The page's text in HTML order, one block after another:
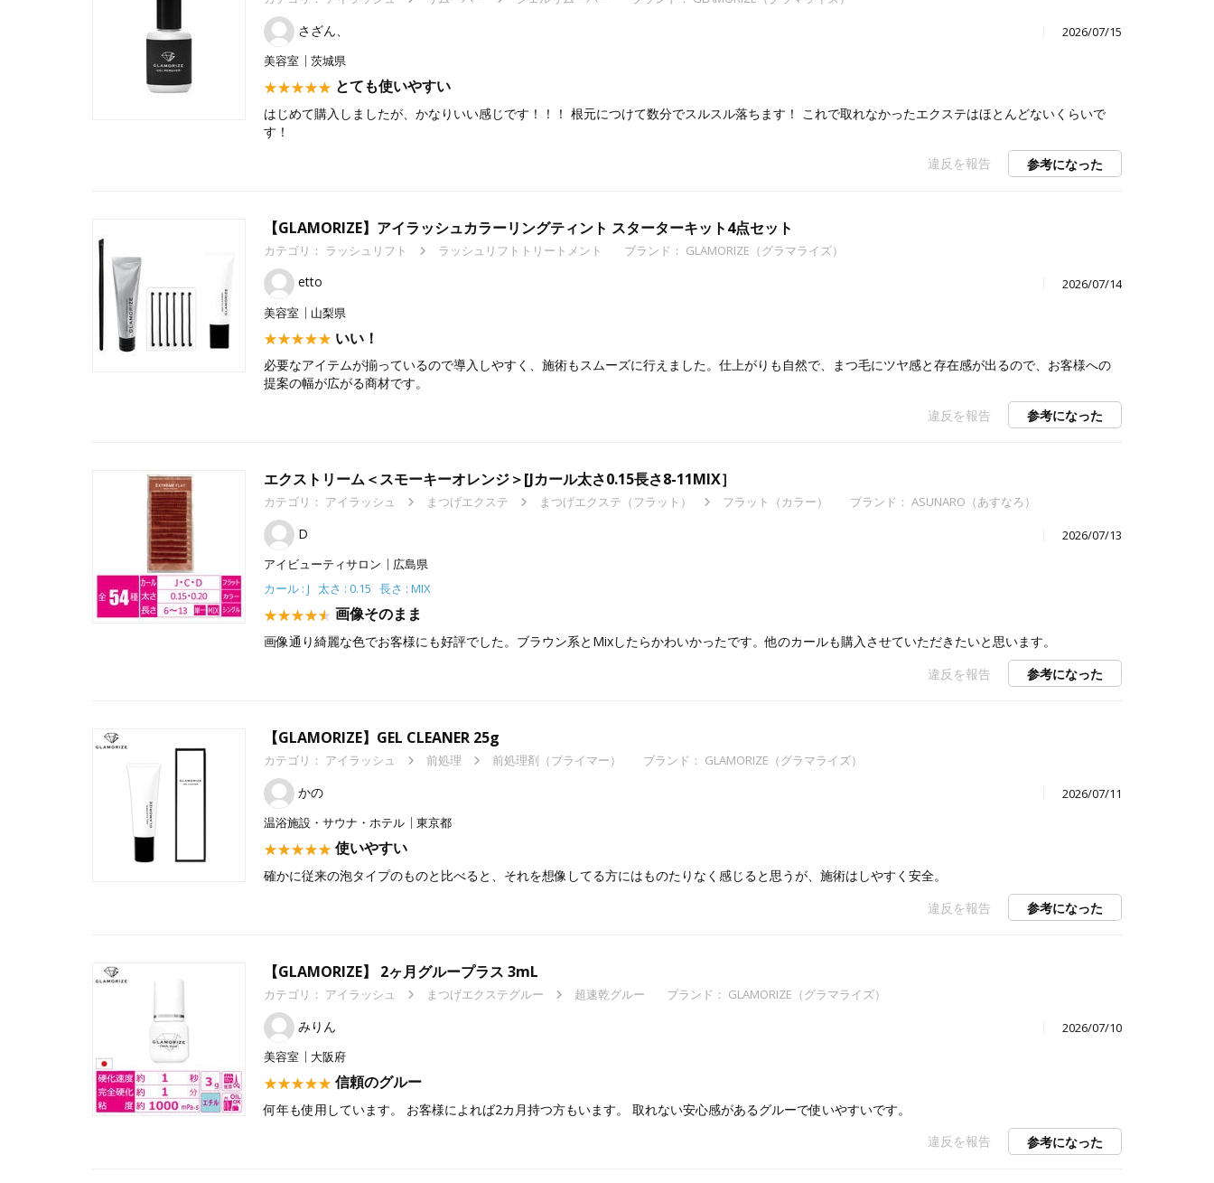
さざん、
2026/07/15
美容室
茨城県
とても使いやすい
はじめて購入しましたが、かなりいい感じです！！！ 根元につけて数分でスルスル落ちます！ これで取れなかったエクステはほとんどないくらいで
す！
違反を報告
参考になった
【GLAMORIZE】アイラッシュカラーリングティント スターターキット4点セット
カテゴリ： ラッシュリフト ラッシュリフトトリートメント ブランド： GLAMORIZE（グラマライズ）
etto
2026/07/14
美容室
山梨県
いい！
必要なアイテムが揃っているので導入しやすく、施術もスムーズに行えました。仕上がりも自然で、まつ毛にツヤ感と存在感が出るので、お客様への
提案の幅が広がる商材です。
違反を報告
参考になった
エクストリーム＜スモーキーオレンジ＞[Jカール太さ0.15長さ8-11MIX］
カテゴリ： アイラッシュ まつげエクステ まつげエクステ（フラット） フラット（カラー） ブランド： ASUNARO（あすなろ）
D
2026/07/13
アイビューティサロン
広島県
カール : J 太さ : 0.15 長さ : MIX
画像そのまま
画像通り綺麗な色でお客様にも好評でした。ブラウン系とMixしたらかわいかったです。他のカールも購入させていただきたいと思います。
違反を報告
参考になった
【GLAMORIZE】GEL CLEANER 25g
カテゴリ： アイラッシュ 前処理 前処理剤（プライマー） ブランド： GLAMORIZE（グラマライズ）
かの
2026/07/11
温浴施設・サウナ・ホテル
東京都
使いやすい
確かに従来の泡タイプのものと比べると、それを想像してる方にはものたりなく感じると思うが、施術はしやすく安全。
違反を報告
参考になった
【GLAMORIZE】 2ヶ月グループラス 3mL
カテゴリ： アイラッシュ まつげエクステグルー 超速乾グルー ブランド： GLAMORIZE（グラマライズ）
みりん
2026/07/10
美容室
大阪府
信頼のグルー
何年も使用しています。 お客様によれば2カ月持つ方もいます。 取れない安心感があるグルーで使いやすいです。
違反を報告
参考になった